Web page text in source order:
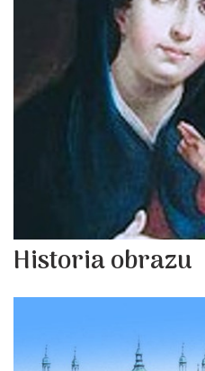
Historia obrazu